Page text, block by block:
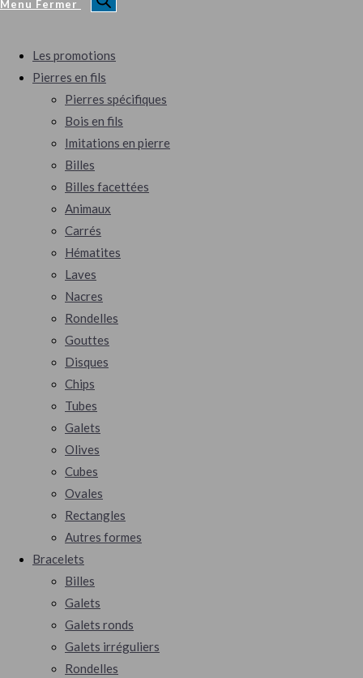
Menu Fermer
Les promotions
Pierres en fils
Pierres spécifiques
Bois en fils
Imitations en pierre
Billes
Billes facettées
Animaux
Carrés
Hématites
Laves
Nacres
Rondelles
Gouttes
Disques
Chips
Tubes
Galets
Olives
Cubes
Ovales
Rectangles
Autres formes
Bracelets
Billes
Galets
Galets ronds
Galets irréguliers
Rondelles